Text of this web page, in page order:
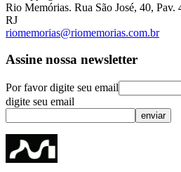
Rio Memórias. Rua São José, 40,
RJ
riomemorias@riomemorias.com.br
Assine nossa newsletter
Por favor digite seu email
digite seu email
enviar